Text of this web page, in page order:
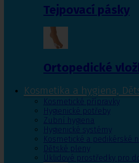
Tejpovací pásky
Ortopedické
Kosmetika a hygiena,
Kosmetické přípravky
Hygienické potřeby
Zubní hygiena
Hygienické systémy
Kosmetické a pedikérské
Dětské pleny
Úklidové prostředky pro